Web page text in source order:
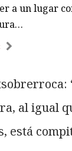
a un lugar
al igual
está